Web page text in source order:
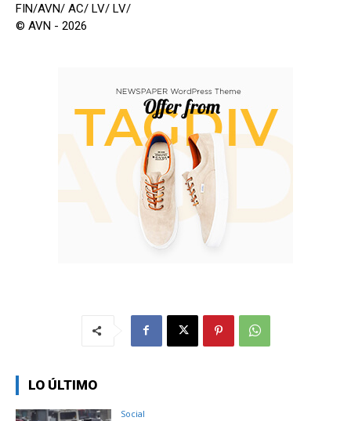
FIN/AVN/ AC/ LV/ LV/
© AVN - 2026
LO ÚLTIMO
Social